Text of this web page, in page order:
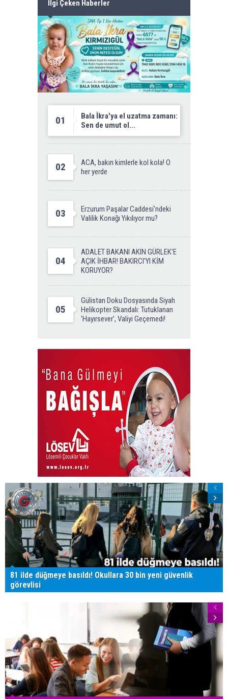
İlgi Çeken Haberler
01
Bala İkra'ya el uzatma zamanı:
Sen de umut ol...
02
ACA, bakın kimlerle kol kola! O
her yerde
03
Erzurum Paşalar Caddesi'ndeki
Valilik Konağı Yıkılıyor mu?
04
ADALET BAKANI AKIN GÜRLEK'E
AÇIK İHBAR! BAKIRCI'YI KİM
KORUYOR?
05
Gülistan Doku Dosyasında Siyah
Helikopter Skandalı: Tutuklanan
'Hayırsever', Valiyi Geçemedi!
81 ilde düğmeye basıldı! Okullara 30 bin yeni güvenlik
görevlisi